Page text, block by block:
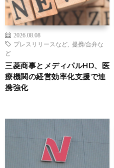
2026.08.08
プレスリリースなど
提携/合弁な
ど
三菱商事とメディパルHD、医
療機関の経営効率化支援で連
携強化